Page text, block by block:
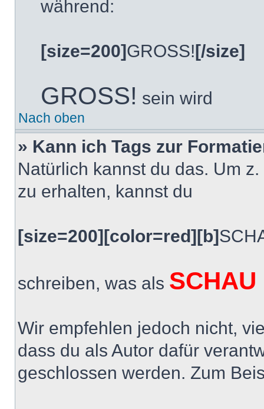
während:
[size=200]GROSS![/size]
GROSS! sein wird
Nach oben
» Kann ich Tags zur
Natürlich kannst du das. Um
zu erhalten, kannst du
[size=200][color=red][b]
schreiben, was als
Wir empfehlen jedoch nicht,
dass du als Autor dafür
geschlossen werden. Zum